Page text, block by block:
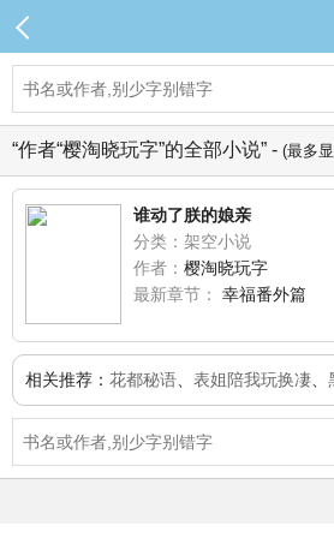
“作者“樱淘晓玩字”的全部小说” - (最多
谁动了朕的娘亲
分类：架空小说
作者： 樱淘晓玩字
最新章节：
幸福番外篇
相关推荐： 花都秘语 表姐陪我玩换凄